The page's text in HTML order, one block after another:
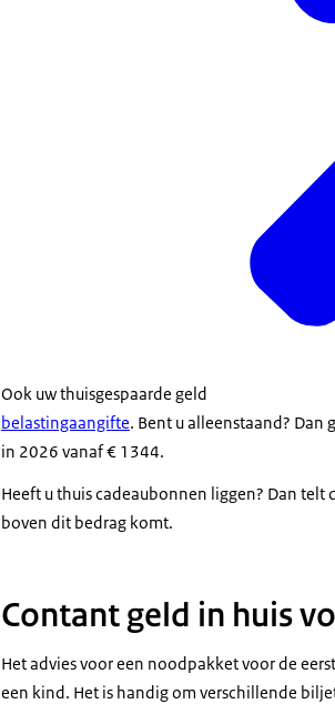
Ook uw thuisgespaarde geld
belastingaangifte. Bent u alleenstaand?
in 2026 vanaf € 1344.
Heeft u thuis cadeaubonnen liggen? Dan telt
boven dit bedrag komt.
Contant geld in huis
Het advies voor een noodpakket voor de
een kind. Het is handig om verschillende